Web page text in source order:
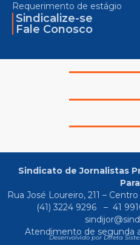
Requerimento de estágio
Sindicalize-se
Fale Conosco
Sindicato de Jornalistas
Rua José Loureiro, 211 –
(41) 3224 9296
– 41
Atendimento de segunda
Desenvolvido por Direta